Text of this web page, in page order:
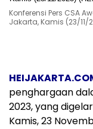
Konferensi Pers CSA
Jakarta, Kamis (23/11/
penghargaan
2023, yang
Kamis, 23